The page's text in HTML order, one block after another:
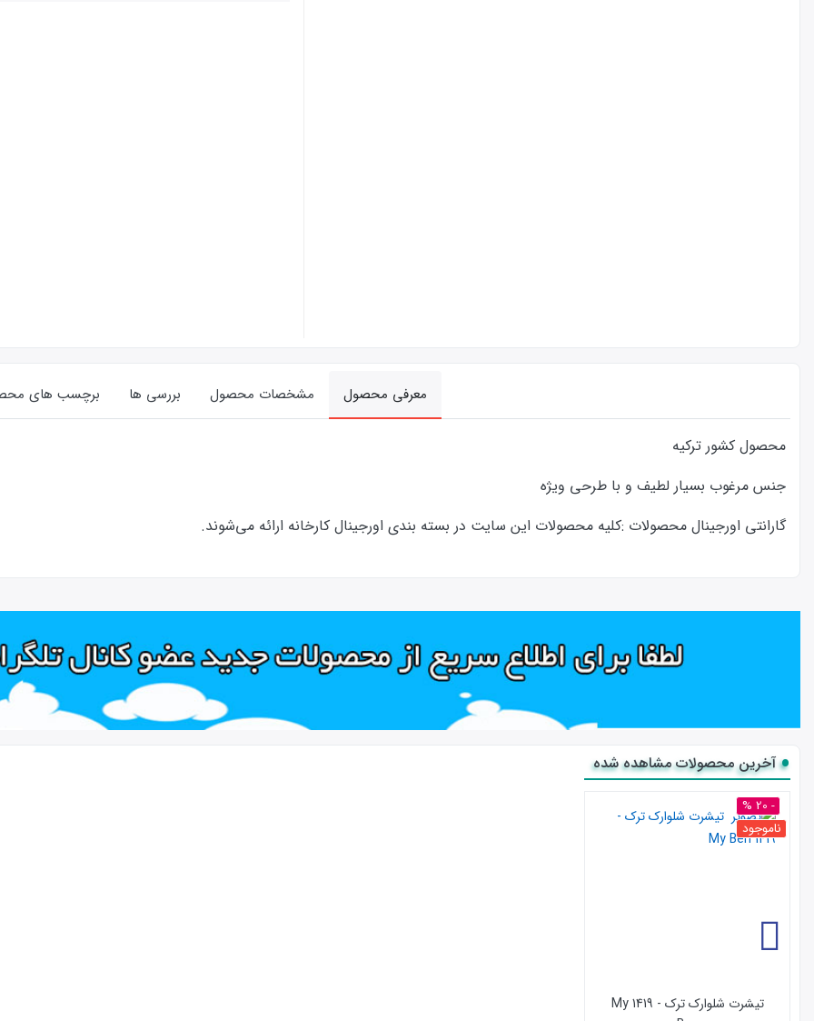
معرفی محصول مشخصات محصول بررسی ها برچسب های
محصول کشور ترکیه
جنس مرغوب بسیار لطیف و با طرحی ویژه
گارانتی اورجینال محصولات :كليه محصولات این سایت در بسته بندی اورجینال کارخانه ارائه‌‌ می‌شوند.
آخرین محصولات مشاهده شده
- 20 %
ناموجود
تیشرت شلوارک ترک - 1419 My